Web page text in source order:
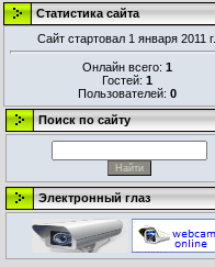
Статистика сайта
Сайт стартовал 1 января 2011 г.
Онлайн всего: 1
Гостей: 1
Пользователей: 0
Поиск по сайту
Электронный глаз